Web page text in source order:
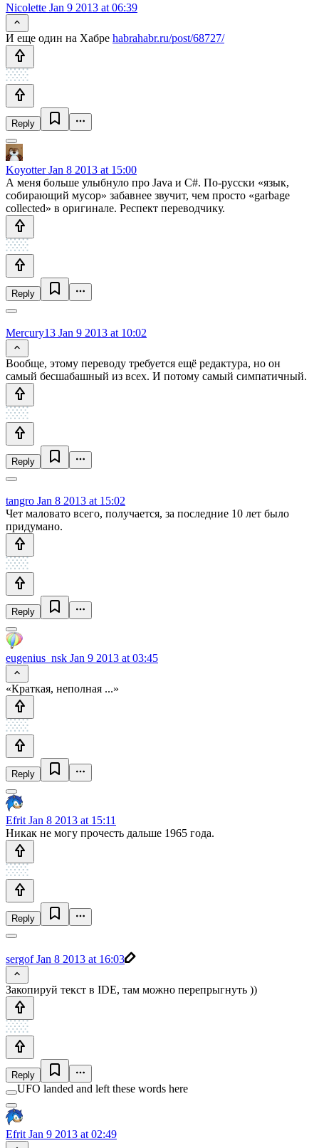
Nicolette Jan 9 2013 at 06:39
И еще один на Хабре habrahabr.ru/post/68727/
Reply
KoyotterJan 8 2013 at 15:00
А меня больше улыбнуло про Java и C#. По-русски «язык,
собирающий мусор» забавнее звучит, чем просто «garbage
collected» в оригинале. Респект переводчику.
Reply
Mercury13 Jan 9 2013 at 10:02
Вообще, этому переводу требуется ещё редактура, но он
самый бесшабашный из всех. И потому самый симпатичный.
Reply
tangro Jan 8 2013 at 15:02
Чет маловато всего, получается, за последние 10 лет было
придумано.
Reply
eugenius_nsk Jan 9 2013 at 03:45
«Краткая, неполная ...»
Reply
Efrit Jan 8 2013 at 15:11
Никак не могу прочесть дальше 1965 года.
Reply
sergofJan 8 2013 at 16:03
Закопируй текст в IDE, там можно перепрыгнуть ))
Reply
UFO landed and left these words here
Efrit Jan 9 2013 at 02:49